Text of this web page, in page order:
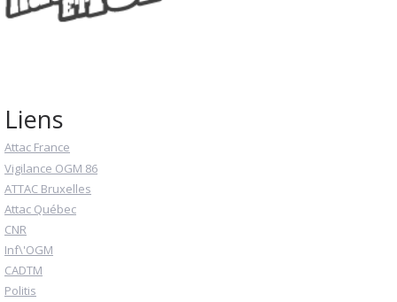
Liens
Attac France
Vigilance OGM 86
ATTAC Bruxelles
Attac Québec
CNR
Inf\'OGM
CADTM
Politis